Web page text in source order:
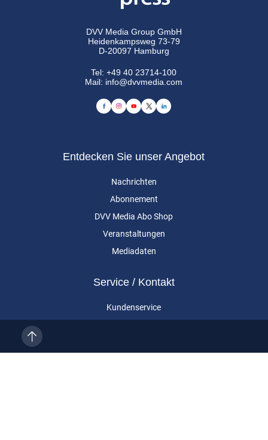
DVV Media Group GmbH
Heidenkampsweg 73-79
D-20097 Hamburg
Tel:+49 40 23714-100
Mail: info@dvvmedia.com
Entdecken Sie unser Angebot
Nachrichten
Abonnement
DVV Media Abo Shop
Veranstaltungen
Mediadaten
Service / Kontakt
Kundenservice